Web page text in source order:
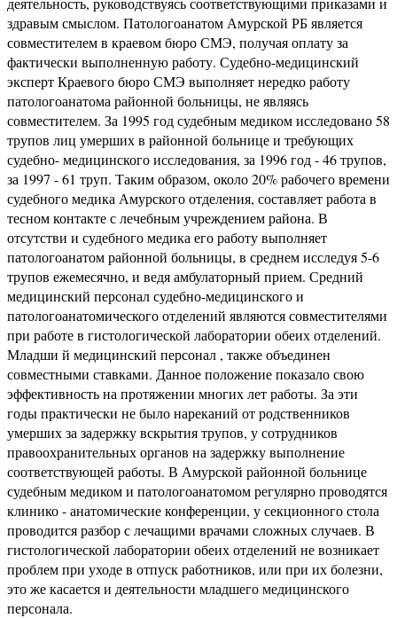
здравым смыслом. Патологоанатом Амурской РБ является
совместителем в краевом бюро СМЭ, получая оплату за
фактически выполненную работу. Судебно-медицинский
эксперт Краевого бюро СМЭ выполняет нередко работу
патологоанатома районной больницы, не являясь
совместителем. За 1995 год судебным медиком исследовано 58
трупов лиц умерших в районной больнице и требующих
судебно- медицинского исследования, за 1996 год - 46 трупов,
за 1997 - 61 труп. Таким образом, около 20% рабочего времени
судебного медика Амурского отделения, составляет работа в
тесном контакте с лечебным учреждением района. В
отсутстви и судебного медика его работу выполняет
патологоанатом районной больницы, в среднем исследуя 5-6
трупов ежемесячно, и ведя амбулаторный прием. Средний
медицинский персонал судебно-медицинского и
патологоанатомического отделений являются совместителями
при работе в гистологической лаборатории обеих отделений.
Младши й медицинский персонал , также объединен
совместными ставками. Данное положение показало свою
эффективность на протяжении многих лет работы. За эти
годы практически не было нареканий от родственников
умерших за задержку вскрытия трупов, у сотрудников
правоохранительных органов на задержку выполнение
соответствующей работы. В Амурской районной больнице
судебным медиком и патологоанатомом регулярно проводятся
клинико - анатомические конференции, у секционного стола
проводится разбор с лечащими врачами сложных случаев. В
гистологической лаборатории обеих отделений не возникает
проблем при уходе в отпуск работников, или при их болезни,
это же касается и деятельности младшего медицинского
персонала.